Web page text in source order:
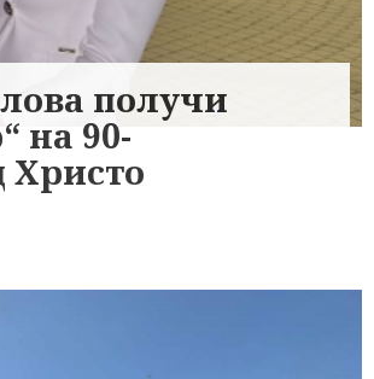
получи
на 90-
Христо